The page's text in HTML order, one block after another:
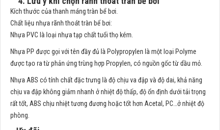
Kích thước của thanh máng tràn bể bơi.
Chất liệu nhựa rãnh thoát tràn bể bơi:
Nhựa PVC là loại nhựa tạp chất tuổi thọ kém.
Nhựa PP được gọi với tên đầy đủ là Polypropylen là một loại Polyme
được tạo ra từ phản ứng trùng hợp Propylen, có nguồn gốc từ dầu mỏ.
Nhựa ABS có tính chất đặc trưng là độ chịu va đập và độ dai, khả năng
chịu va đập không giảm nhanh ở nhiệt độ thấp, độ ổn định dưới tải trọng
rất tốt, ABS chịu nhiệt tương đương hoặc tốt hơn Acetal, PC…ở nhiệt độ
phòng.